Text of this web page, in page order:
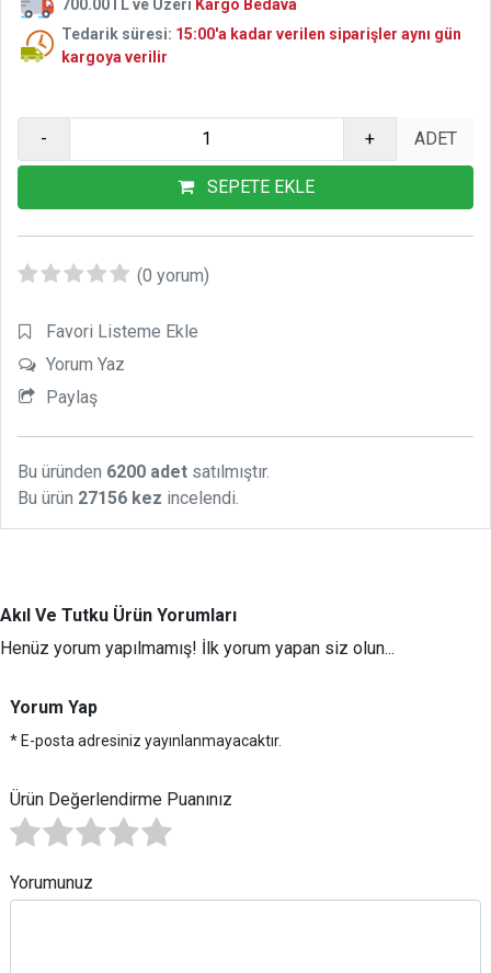
700.00TL ve Üzeri Kargo Bedava
Tedarik süresi: 15:00'a kadar verilen siparişler aynı gün
kargoya verilir
- +
SEPETE EKLE
(0 yorum)
Favori Listeme Ekle
Yorum Yaz
Paylaş
Bu üründen 6200 adet satılmıştır.
Bu ürün 27156 kez incelendi.
Akıl Ve Tutku Ürün Yorumları
Henüz yorum yapılmamış! İlk yorum yapan siz olun...
Yorum Yap
* E-posta adresiniz yayınlanmayacaktır.
Ürün Değerlendirme Puanınız
Yorumunuz